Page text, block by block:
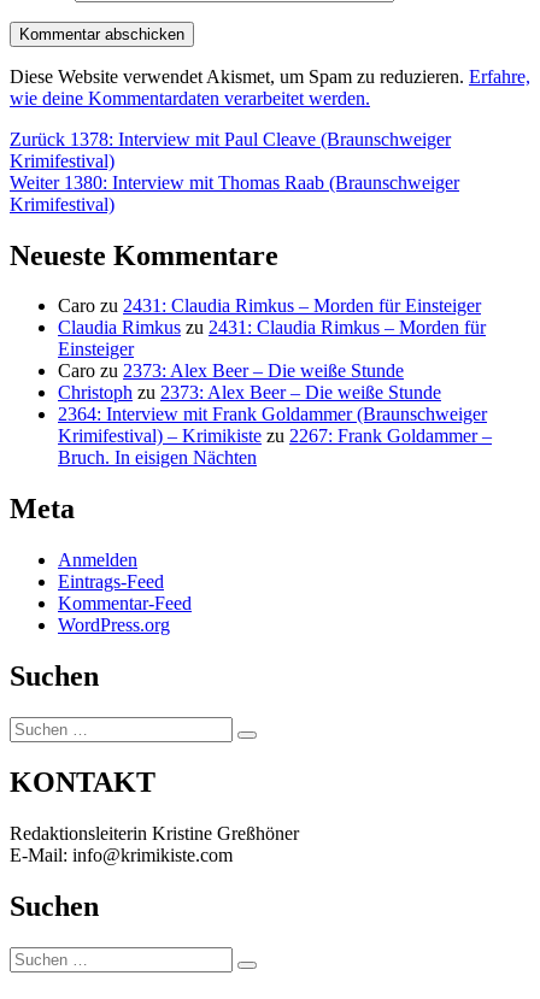
Diese Website verwendet Akismet, um Spam zu reduzieren. Erfahre,
wie deine Kommentardaten verarbeitet werden.
Beitragsnavigation
Zurück Vorheriger
Beitrag:
1378: Interview mit Paul Cleave (Braunschweiger
Krimifestival)
Weiter Nächster
Beitrag:
1380: Interview mit Thomas Raab (Braunschweiger
Krimifestival)
Neueste Kommentare
Caro zu 2431: Claudia Rimkus – Morden für Einsteiger
Claudia Rimkus zu 2431: Claudia Rimkus – Morden für
Einsteiger
Caro zu 2373: Alex Beer – Die weiße Stunde
Christoph zu 2373: Alex Beer – Die weiße Stunde
2364: Interview mit Frank Goldammer (Braunschweiger
Krimifestival) – Krimikiste zu 2267: Frank Goldammer –
Bruch. In eisigen Nächten
Meta
Anmelden
Eintrags-Feed
Kommentar-Feed
WordPress.org
Suchen
Suchen
nach:
Suchen
KONTAKT
Redaktionsleiterin Kristine Greßhöner
E-Mail: info@krimikiste.com
Suchen
Suchen
nach:
Suchen